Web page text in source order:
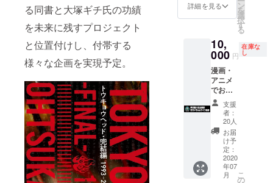
る同書と大塚ギチ氏の功績
を未来に残すプロジェクト
と位置付けし、付帯する
様々な企画を実現予定。
礼動画
イル便
等でお
送り致
しま
す。）
※お好
きな配
信及び
大会に
は、タ
イトル
にお名
前を
しま
田店長
からの
お礼動
画
（ファ
イル便
等でお
送り致
しま
す。）
＋“お
好きな
に会い
スポ
ンサー
権利証
及び池
田店長
のサイ
ン入り
グッズ
及
び“スポ
ンサー
Ｔシャ
ツ”をお
持ち
である
小説
「TOKY
」復刊
を予定
してい
ます。
返礼：
小説
「TOKY
OHEAD
」を送
付致し
ます。
（定価
2,000
円）＋
詳細を見る ン
を
選
択
す
る
10,
000 円
在庫な
し
漫画・
アニメ
でお馴
染みの
押切蓮
介先生
によ
る、弊
社マス
コット
キャラ
クター
支援
者：
20人
お届
け予
定：
2020
年07
月
こ
の